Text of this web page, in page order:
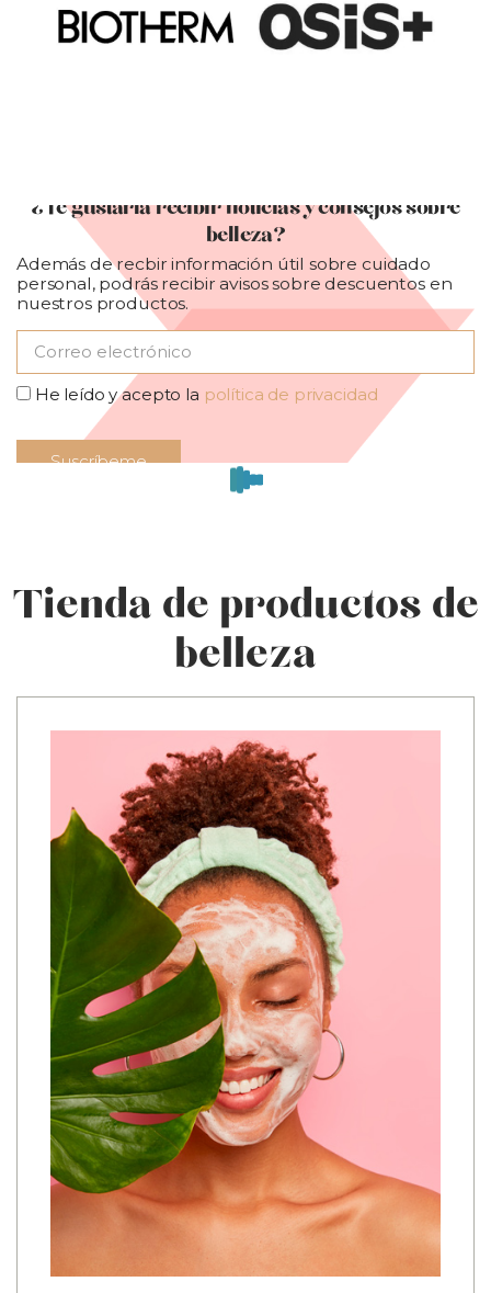
¿Te gustaría recibir noticias y consejos sobre
belleza?
Además de recbir información útil sobre cuidado
personal, podrás recibir avisos sobre descuentos en
nuestros productos.
He leído y acepto la política de privacidad
Suscríbeme
Tienda de productos de
belleza